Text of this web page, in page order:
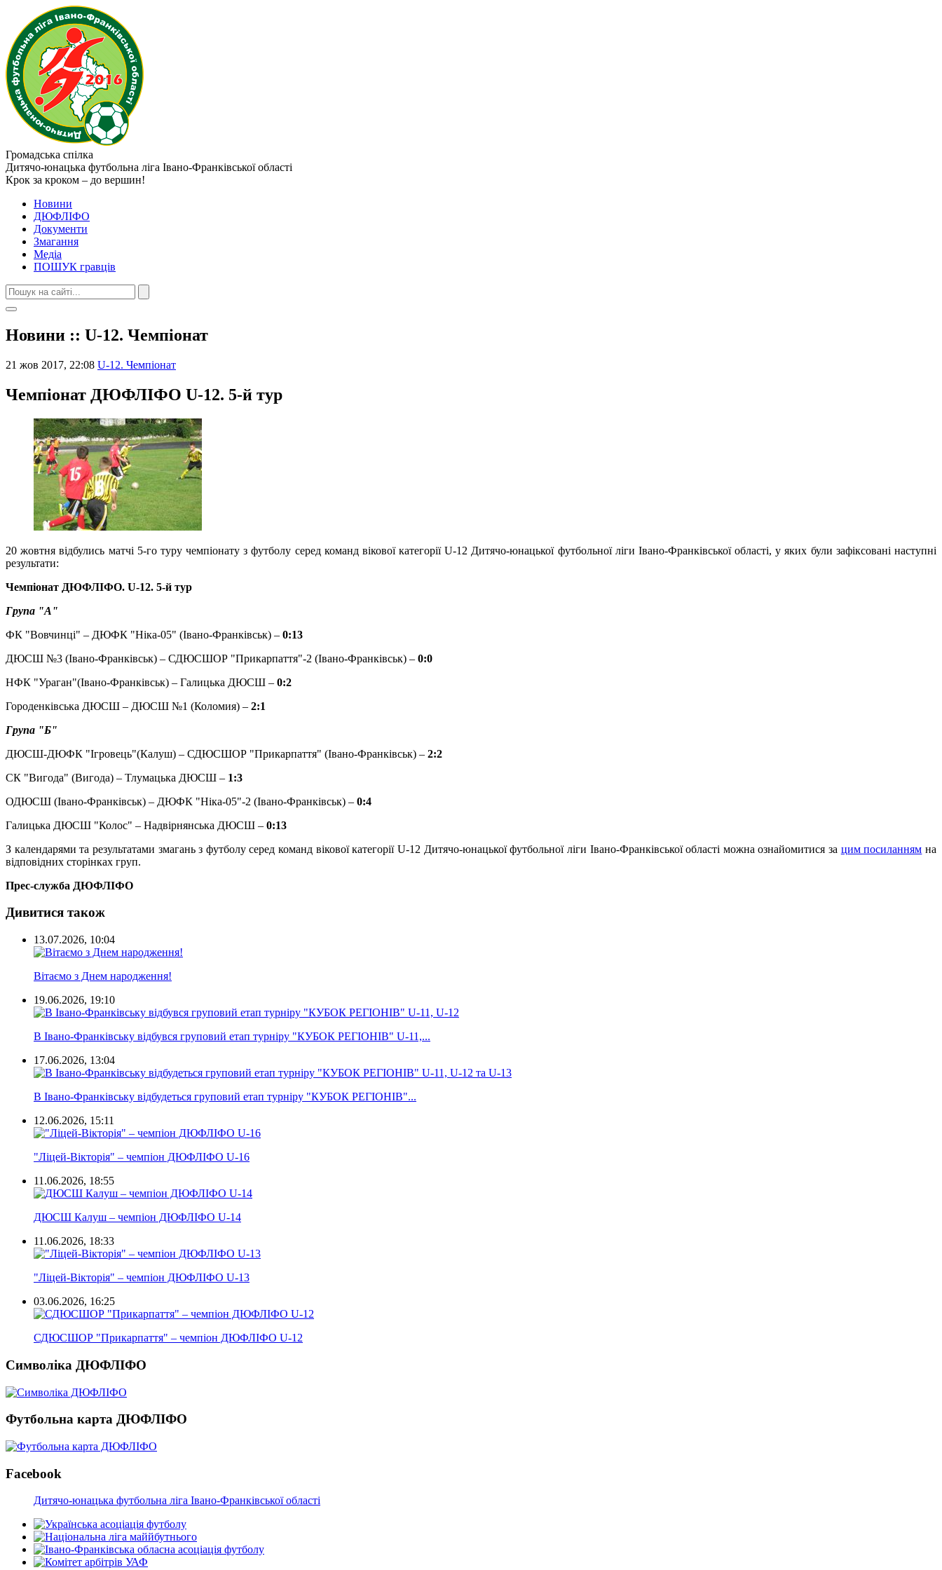
Громадська спілка
Дитячо-юнацька футбольна ліга Івано-Франківської області
Крок за кроком – до вершин!
Новини
ДЮФЛІФО
Документи
Змагання
Медіа
ПОШУК гравців
Новини :: U-12. Чемпіонат
21 жов 2017, 22:08 U-12. Чемпіонат
Чемпіонат ДЮФЛІФО U-12. 5-й тур
20 жовтня відбулись матчі 5-го туру чемпіонату з футболу серед команд вікової категорії U-12 Дитячо-юнацької футбольної ліги Івано-Франківської області, у яких були зафіксовані наступні
результати:
Чемпіонат ДЮФЛІФО. U-12. 5-й тур
Група "А"
ФК "Вовчинці" – ДЮФК "Ніка-05" (Івано-Франківськ) – 0:13
ДЮСШ №3 (Івано-Франківськ) – СДЮСШОР "Прикарпаття"-2 (Івано-Франківськ) – 0:0
НФК "Ураган"(Івано-Франківськ) – Галицька ДЮСШ – 0:2
Городенківська ДЮСШ – ДЮСШ №1 (Коломия) – 2:1
Група "Б"
ДЮСШ-ДЮФК "Ігровець"(Калуш) – СДЮСШОР "Прикарпаття" (Івано-Франківськ) – 2:2
СК "Вигода" (Вигода) – Тлумацька ДЮСШ – 1:3
ОДЮСШ (Івано-Франківськ) – ДЮФК "Ніка-05"-2 (Івано-Франківськ) – 0:4
Галицька ДЮСШ "Колос" – Надвірнянська ДЮСШ – 0:13
З календарями та результатами змагань з футболу серед команд вікової категорії U-12 Дитячо-юнацької футбольної ліги Івано-Франківської області можна ознайомитися за цим посиланням на
відповідних сторінках груп.
Прес-служба ДЮФЛІФО
Дивитися також
13.07.2026, 10:04
Вітаємо з Днем народження!
19.06.2026, 19:10
В Івано-Франківську відбувся груповий етап турніру "КУБОК РЕГІОНІВ" U-11,...
17.06.2026, 13:04
В Івано-Франківську відбудеться груповий етап турніру "КУБОК РЕГІОНІВ"...
12.06.2026, 15:11
"Ліцей-Вікторія" – чемпіон ДЮФЛІФО U-16
11.06.2026, 18:55
ДЮСШ Калуш – чемпіон ДЮФЛІФО U-14
11.06.2026, 18:33
"Ліцей-Вікторія" – чемпіон ДЮФЛІФО U-13
03.06.2026, 16:25
СДЮСШОР "Прикарпаття" – чемпіон ДЮФЛІФО U-12
Символіка ДЮФЛІФО
Футбольна карта ДЮФЛІФО
Facebook
Дитячо-юнацька футбольна ліга Івано-Франківської області